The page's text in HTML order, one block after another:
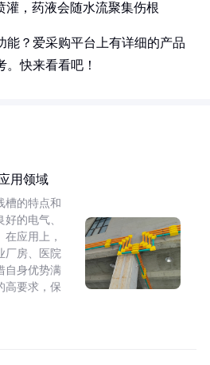
灌，药液会随水流聚集伤根
能？爱采购平台上有详细的产品
快来看看吧！
用领域
槽的特点和
的电气、
应用上，
厂房、医院
自身优势满
高要求，保